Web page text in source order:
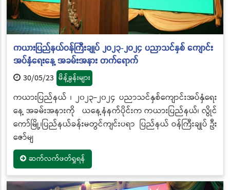
ကယားပြည်နယ်ဝန်ကြီးချုပ် ၂၀၂၃-၂၀၂၄ ပညာသင်နှစ် ကျောင်း
အပ်နှံရေးနေ့ အခမ်းအနား တက်ရောက်
30/05/23 မိန့်ခွန်းများ
ကယားပြည်နယ် ၊ ၂၀၂၃-၂၀၂၄ ပညာသင်နှစ်ကျောင်းအပ်နှံရေး
နေ့ အခမ်းအနားကို ယနေ့နံနက်ပိုင်းက ကယားပြည်နယ်၊ လွိုင်
ကော်မြို့၊ပြည်နယ်ခန်းမတွင်ကျင်းပရာ ပြည်နယ် ဝန်ကြီးချုပ် ဦး
ဇော်မျ
ဆက်လက်ဖတ်ရှုရန်